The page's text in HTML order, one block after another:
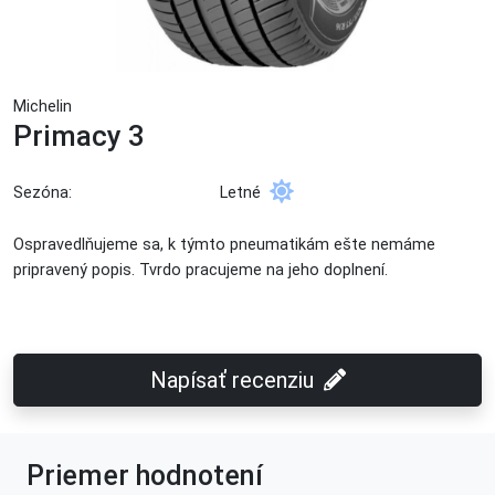
Michelin
Primacy 3
Sezóna: Letné
Ospravedlňujeme sa, k týmto pneumatikám ešte nemáme
pripravený popis. Tvrdo pracujeme na jeho doplnení.
Napísať recenziu
Priemer hodnotení